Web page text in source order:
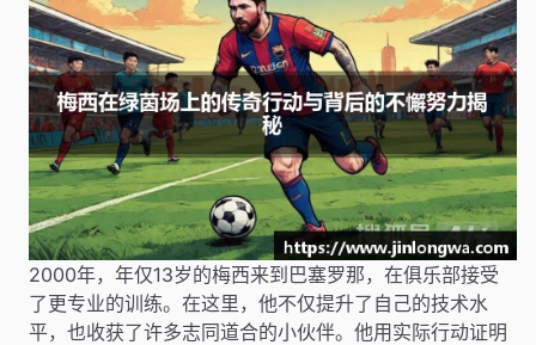
2000年，年仅13岁的梅西来到巴塞罗那，在俱乐部接受
了更专业的训练。在这里，他不仅提升了自己的技术水
平，也收获了许多志同道合的小伙伴。他用实际行动证明